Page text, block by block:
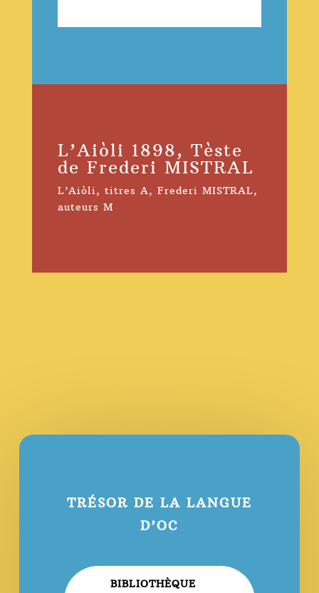
L’Aiòli 1898, Tèste
de Frederi MISTRAL
L’Aiòli, titres A, Frederi MISTRAL,
auteurs M
TRÉSOR DE LA LANGUE
D’OC
BIBLIOTHÈQUE